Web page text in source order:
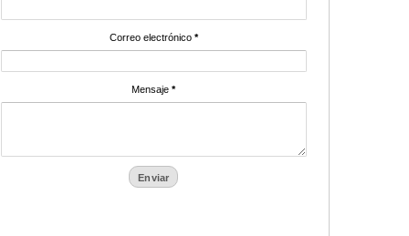
Correo electrónico *
Mensaje*